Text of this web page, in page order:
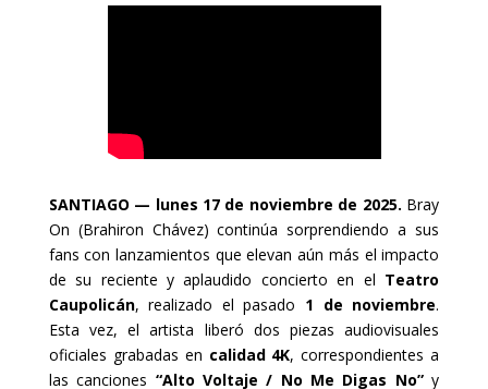
SANTIAGO — lunes 17 de noviembre de 2025. Bray
On (Brahiron Chávez) continúa sorprendiendo a sus
fans con lanzamientos que elevan aún más el impacto
de su reciente y aplaudido concierto en el Teatro
Caupolicán, realizado el pasado 1 de noviembre.
Esta vez, el artista liberó dos piezas audiovisuales
oficiales grabadas en calidad 4K, correspondientes a
las canciones “Alto Voltaje / No Me Digas No”y